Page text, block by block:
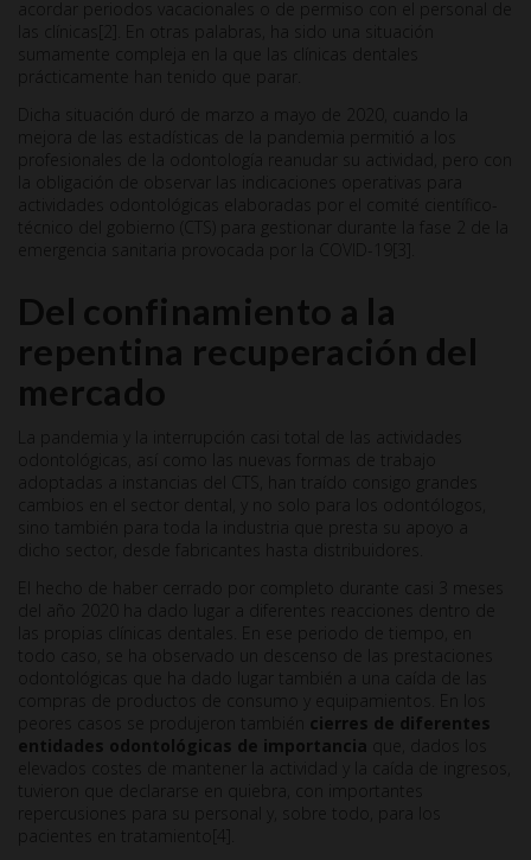
las clínicas[2]. En otras palabras, ha sido una situación
sumamente compleja en la que las clínicas dentales
prácticamente han tenido que parar.
Dicha situación duró de marzo a mayo de 2020, cuando la
mejora de las estadísticas de la pandemia permitió a los
profesionales de la odontología reanudar su actividad, pero con
la obligación de observar las indicaciones operativas para
actividades odontológicas elaboradas por el comité científico-
técnico del gobierno (CTS) para gestionar durante la fase 2 de la
emergencia sanitaria provocada por la COVID-19[3].
Del confinamiento a la
repentina recuperación del
mercado
La pandemia y la interrupción casi total de las actividades
odontológicas, así como las nuevas formas de trabajo
adoptadas a instancias del CTS, han traído consigo grandes
cambios en el sector dental, y no solo para los odontólogos,
sino también para toda la industria que presta su apoyo a
dicho sector, desde fabricantes hasta distribuidores.
El hecho de haber cerrado por completo durante casi 3 meses
del año 2020 ha dado lugar a diferentes reacciones dentro de
las propias clínicas dentales. En ese periodo de tiempo, en
todo caso, se ha observado un descenso de las prestaciones
odontológicas que ha dado lugar también a una caída de las
compras de productos de consumo y equipamientos. En los
peores casos se produjeron también cierres de diferentes
entidades odontológicas de importancia
elevados costes de mantener la actividad y la caída de ingresos,
tuvieron que declararse en quiebra, con importantes
repercusiones para su personal y, sobre todo, para los
pacientes en tratamiento[4].